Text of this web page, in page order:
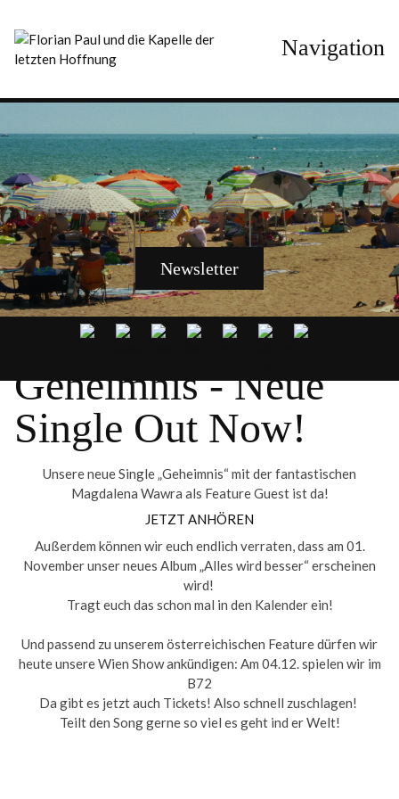
Navigation
Newsletter
Geheimnis - Neue
Single Out Now!
Unsere neue Single „Geheimnis“ mit der fantastischen
Magdalena Wawra als Feature Guest ist da!
JETZT ANHÖREN
Außerdem können wir euch endlich verraten, dass am 01.
November unser neues Album „Alles wird besser“ erscheinen
wird!
Tragt euch das schon mal in den Kalender ein!
Und passend zu unserem österreichischen Feature dürfen wir
heute unsere Wien Show ankündigen: Am 04.12. spielen wir im
B72
Da gibt es jetzt auch Tickets! Also schnell zuschlagen!
Teilt den Song gerne so viel es geht ind er Welt!